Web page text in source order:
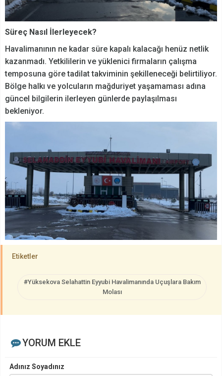
Süreç Nasıl İlerleyecek?
Havalimanının ne kadar süre kapalı kalacağı henüz netlik
kazanmadı. Yetkililerin ve yüklenici firmaların çalışma
temposuna göre tadilat takviminin şekilleneceği belirtiliyor.
Bölge halkı ve yolcuların mağduriyet yaşamaması adına
güncel bilgilerin ilerleyen günlerde paylaşılması
bekleniyor.
Etiketler
#Yüksekova Selahattin Eyyubi Havalimanında Uçuşlara Bakım
Molası
YORUM EKLE
Adınız Soyadınız